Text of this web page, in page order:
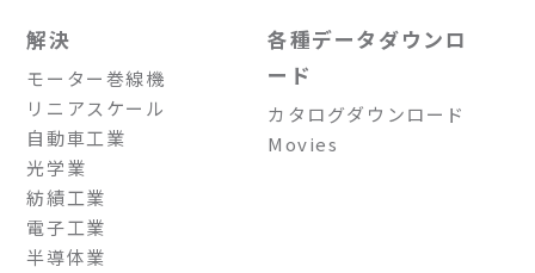
解決
モーター巻線機
リニアスケール
自動車工業
光学業
紡績工業
電子工業
半導体業
各種データダウンロ
ード
カタログダウンロード
Movies